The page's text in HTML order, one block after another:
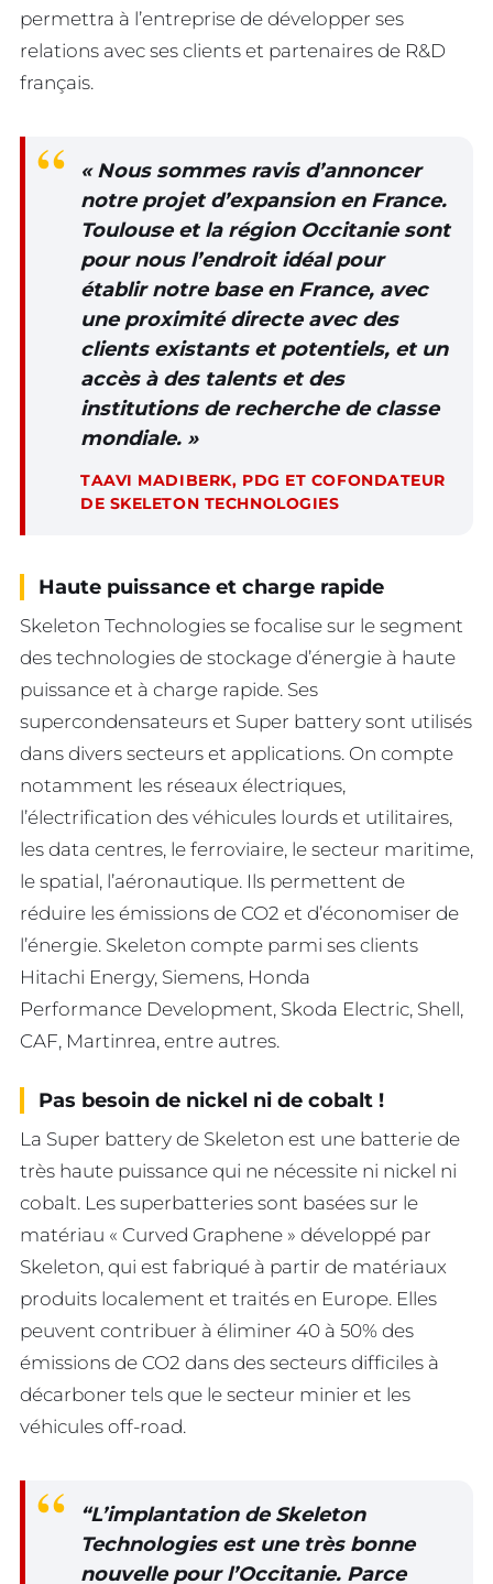
permettra à l’entreprise de développer ses
relations avec ses clients et partenaires de R&D
français.
« Nous sommes ravis d’annoncer
notre projet d’expansion en France.
Toulouse et la région Occitanie sont
pour nous l’endroit idéal pour
établir notre base en France, avec
une proximité directe avec des
clients existants et potentiels, et un
accès à des talents et des
institutions de recherche de classe
mondiale. »
TAAVI MADIBERK, PDG ET COFONDATEUR
DE SKELETON TECHNOLOGIES
Haute puissance et charge rapide
Skeleton Technologies se focalise sur le segment
des technologies de stockage d’énergie à haute
puissance et à charge rapide. Ses
supercondensateurs et Super battery sont utilisés
dans divers secteurs et applications. On compte
notamment les réseaux électriques,
l’électrification des véhicules lourds et utilitaires,
les data centres, le ferroviaire, le secteur maritime,
le spatial, l’aéronautique. Ils permettent de
réduire les émissions de CO2 et d’économiser de
l’énergie. Skeleton compte parmi ses clients
Hitachi Energy, Siemens, Honda
Performance Development, Skoda Electric, Shell,
CAF, Martinrea, entre autres.
Pas besoin de nickel ni de cobalt !
La Super battery de Skeleton est une batterie de
très haute puissance qui ne nécessite ni nickel ni
cobalt. Les superbatteries sont basées sur le
matériau « Curved Graphene » développé par
Skeleton, qui est fabriqué à partir de matériaux
produits localement et traités en Europe. Elles
peuvent contribuer à éliminer 40 à 50% des
émissions de CO2 dans des secteurs difficiles à
décarboner tels que le secteur minier et les
véhicules off-road.
“L’implantation de Skeleton
Technologies est une très bonne
nouvelle pour l’Occitanie. Parce